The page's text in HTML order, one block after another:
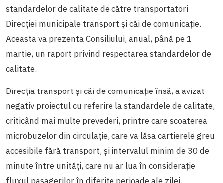
standardelor de calitate de către transportatori
Direcției municipale transport și căi de comunicație.
Aceasta va prezenta Consiliului, anual, până pe 1
martie, un raport privind respectarea standardelor de
calitate.
Direcția transport și căi de comunicație însă, a avizat
negativ proiectul cu referire la standardele de calitate,
criticând mai multe prevederi, printre care scoaterea
microbuzelor din circulație, care va lăsa cartierele greu
accesibile fără transport, și intervalul minim de 30 de
minute între unități, care nu ar lua în considerație
fluxul pasagerilor în diferite perioade ale zilei.